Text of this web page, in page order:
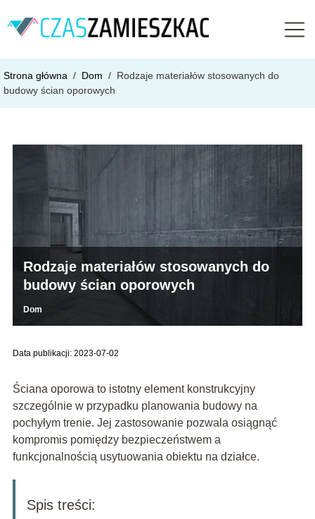
Strona główna / Dom / Rodzaje materiałów stosowanych do
budowy ścian oporowych
Rodzaje materiałów stosowanych do
budowy ścian oporowych
Dom
Data publikacji: 2023-07-02
Ściana oporowa to istotny element konstrukcyjny
szczególnie w przypadku planowania budowy na
pochyłym trenie. Jej zastosowanie pozwala osiągnąć
kompromis pomiędzy bezpieczeństwem a
funkcjonalnością usytuowania obiektu na działce.
Spis treści: